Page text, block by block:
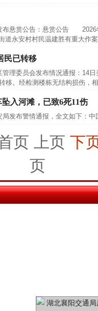
悬赏公告：悬赏公告 2026
道永安村村民温建胜有重大
民已转移
委员会发布情况通报：14日
移。经检测楼栋无结构损伤，
入河滩，已致6死11伤
布警情通报，全文如下：中
页 上页 下
页
今